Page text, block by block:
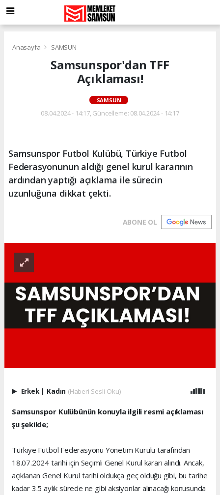
Anasayfa SAMSUN
Samsunspor'dan TFF
Açıklaması!
SAMSUN
08.04.2024 - 14:17, Güncelleme: 08.04.2024 - 14:17
Samsunspor Futbol Kulübü, Türkiye Futbol
Federasyonunun aldığı genel kurul kararının
ardından yaptığı açıklama ile sürecin
uzunluğuna dikkat çekti.
ABONE OL
Erkek | Kadın (Haberi Sesli Oku)
Samsunspor Kulübünün konuyla ilgili resmi açıklaması
şu şekilde;
Türkiye Futbol Federasyonu Yönetim Kurulu tarafından
18.07.2024 tarihi için Seçimli Genel Kurul kararı alındı. Ancak,
açıklanan Genel Kurul tarihi oldukça geç olduğu gibi, bu tarihe
kadar 3.5 aylık sürede ne gibi aksiyonlar alınacağı konusunda